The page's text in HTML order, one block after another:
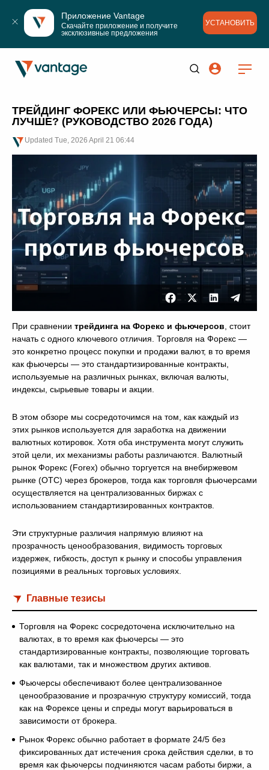
Приложение Vantage
Скачайте приложение и получите
эксклюзивные предложения
УСТАНОВИТЬ
ТРЕЙДИНГ ФОРЕКС ИЛИ ФЬЮЧЕРСЫ: ЧТО
ЛУЧШЕ? (РУКОВОДСТВО 2026 ГОДА)
Updated Tue, 2026 April 21 06:44
При сравнении трейдинга на Форекс и фьючерсов , стоит
начать с одного ключевого отличия. Торговля на Форекс —
это конкретно процесс покупки и продажи валют, в то время
как фьючерсы — это стандартизированные контракты,
используемые на различных рынках, включая валюты,
индексы, сырьевые товары и акции.
В этом обзоре мы сосредоточимся на том, как каждый из
этих рынков используется для заработка на движении
валютных котировок. Хотя оба инструмента могут служить
этой цели, их механизмы работы различаются. Валютный
рынок Форекс (Forex) обычно торгуется на внебиржевом
рынке (OTC) через брокеров, тогда как торговля фьючерсами
осуществляется на централизованных биржах с
использованием стандартизированных контрактов.
Эти структурные различия напрямую влияют на
прозрачность ценообразования, видимость торговых
издержек, гибкость, доступ к рынку и способы управления
позициями в реальных торговых условиях.
Главные тезисы
Торговля на Форекс сосредоточена исключительно на
валютах, в то время как фьючерсы — это
стандартизированные контракты, позволяющие торговать
как валютами, так и множеством других активов.
Фьючерсы обеспечивают более централизованное
ценообразование и прозрачную структуру комиссий, тогда
как на Форексе цены и спреды могут варьироваться в
зависимости от брокера.
Рынок Форекс обычно работает в формате 24/5 без
фиксированных дат истечения срока действия сделки, в то
время как фьючерсы подчиняются часам работы биржи, а